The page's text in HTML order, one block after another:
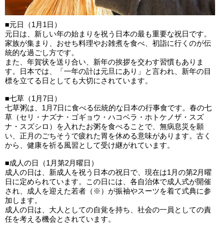
■元日（1月1日）
元日は、新しい年の始まりを祝う日本の最も重要な祝日です。
家族が集まり、おせち料理やお雑煮を食べ、初詣に行くのが伝
統的な過ごし方です。
また、年賀状を送り合い、新年の挨拶を交わす習慣もありま
す。日本では、「一年の計は元旦にあり」と言われ、新年の目
標を立てる日としても大切にされています。
■七草（1月7日）
七草粥は、1月7日に食べる伝統的な日本の行事食です。春の七
草（セリ・ナズナ・ゴギョウ・ハコベラ・ホトケノザ・スズ
ナ・スズシロ）を入れたお粥を食べることで、無病息災を願
い、正月のごちそうで疲れた胃を休める意味があります。古く
から、健康を祈る風習として受け継がれています。
■成人の日（1月第2月曜日）
成人の日は、新成人を祝う日本の祝日で、現在は1月の第2月曜
日に定められています。この日には、各自治体で成人式が開催
され、成人を迎えた若者（※）が振袖やスーツを着て式典に参
加します。
成人の日は、大人としての自覚を持ち、社会の一員としての責
任を考える機会とされています。